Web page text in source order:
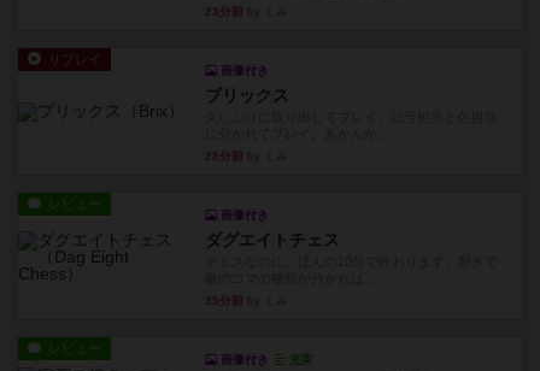
23分前
リプレイ
画像付き
ブリックス
28分前
レビュー
画像付き
ダグエイトチェス
35分前
レビュー
画像付き 充実